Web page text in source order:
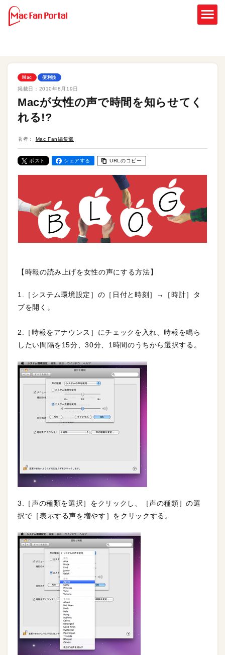
Mac 便利技
掲載日： 2010年8月19日
Macが女性の声で時間を知らせてく
れる!?
著者： Mac Fan編集部
ポスト シェアする URLのコピー
【時報の読み上げを女性の声にする方法】
1.［システム環境設定］の［日付と時刻］→［時計］タ
ブを開く。
2.［時報をアナウンス］にチェックを入れ、時報を鳴ら
したい間隔を15分、30分、1時間のうちから選択する。
3.［声の種類を選択］をクリックし、［声の種類］の選
択で［表示する声を増やす］をクリックする。